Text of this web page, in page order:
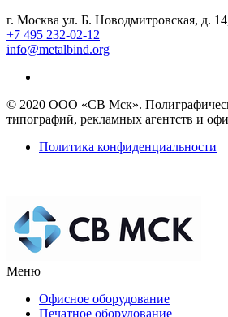
г. Москва ул. Б. Новодмитровская, д.
+7 495 232-02-12
info@metalbind.org
© 2020 ООО «СВ Мск».
типографий, рекламных агентств и
Политика конфиденциальности
Меню
Офисное оборудование
Печатное оборудование